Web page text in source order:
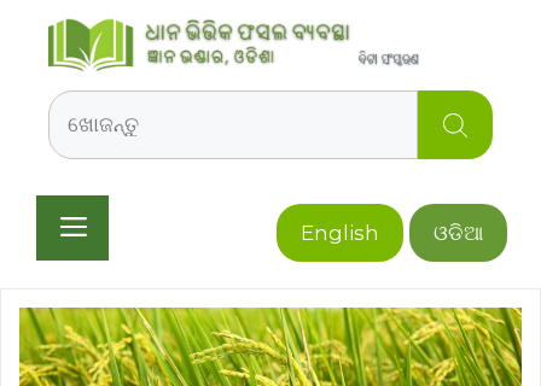
Search
English ଓଡିଆ
Menu